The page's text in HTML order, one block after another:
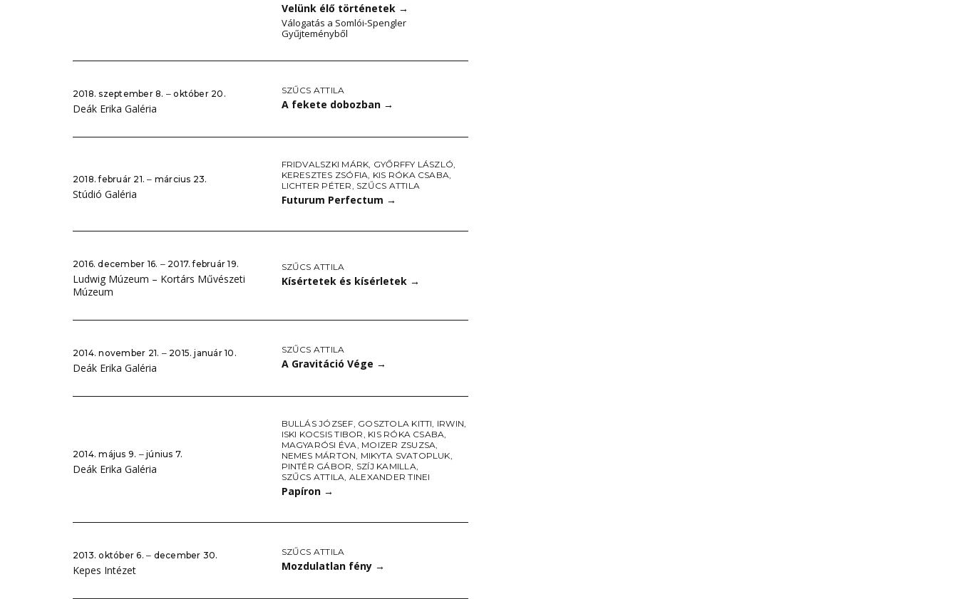
Velünk élő történetek →
Válogatás a Somlói-Spengler
Gyűjteményből
2018. szeptember 8. ‒ október 20.
Deák Erika Galéria
SZŰCS ATTILA
A fekete dobozban →
2018. február 21. ‒ március 23.
Stúdió Galéria
FRIDVALSZKI MÁRK, GYŐRFFY LÁSZLÓ,
KERESZTES ZSÓFIA, KIS RÓKA CSABA,
LICHTER PÉTER, SZŰCS ATTILA
Futurum Perfectum →
2016. december 16. ‒ 2017. február 19.
Ludwig Múzeum – Kortárs Művészeti
Múzeum
SZŰCS ATTILA
Kísértetek és kísérletek →
2014. november 21. ‒ 2015. január 10.
Deák Erika Galéria
SZŰCS ATTILA
A Gravitáció Vége →
2014. május 9. ‒ június 7.
Deák Erika Galéria
BULLÁS JÓZSEF, GOSZTOLA KITTI, IRWIN,
ISKI KOCSIS TIBOR, KIS RÓKA CSABA,
MAGYARÓSI ÉVA, MOIZER ZSUZSA,
NEMES MÁRTON, MIKYTA SVATOPLUK,
PINTÉR GÁBOR, SZÍJ KAMILLA,
SZŰCS ATTILA, ALEXANDER TINEI
Papíron →
2013. október 6. ‒ december 30.
Kepes Intézet
SZŰCS ATTILA
Mozdulatlan fény →